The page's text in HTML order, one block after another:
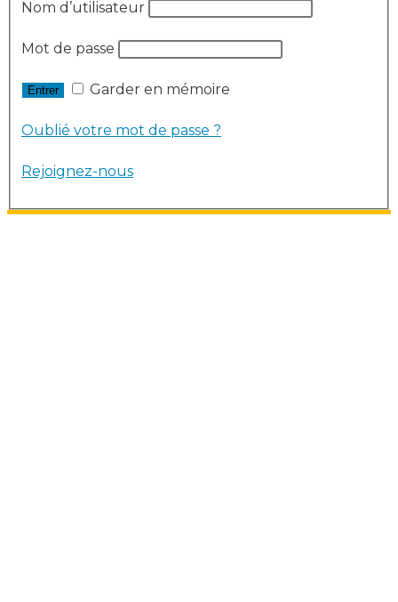
Nom d’utilisateur
Mot de passe
Garder en mémoire
Oublié votre mot de passe ?
Rejoignez-nous